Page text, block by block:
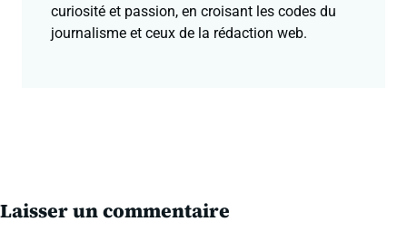
curiosité et passion, en croisant les codes du
journalisme et ceux de la rédaction web.
Laisser un commentaire